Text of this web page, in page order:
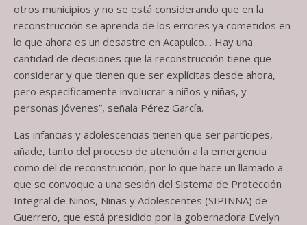
otros municipios y no se está considerando que en la
reconstrucción se aprenda de los errores ya cometidos en
lo que ahora es un desastre en Acapulco… Hay una
cantidad de decisiones que la reconstrucción tiene que
considerar y que tienen que ser explícitas desde ahora,
pero específicamente involucrar a niños y niñas, y
personas jóvenes”, señala Pérez García.
Las infancias y adolescencias tienen que ser partícipes,
añade, tanto del proceso de atención a la emergencia
como del de reconstrucción, por lo que hace un llamado a
que se convoque a una sesión del Sistema de Protección
Integral de Niños, Niñas y Adolescentes (SIPINNA) de
Guerrero, que está presidido por la gobernadora Evelyn